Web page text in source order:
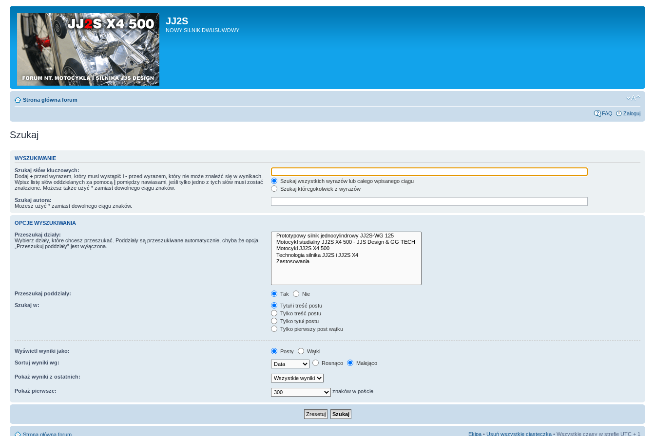
JJ2S
NOWY SILNIK DWUSUWOWY
Strona główna forum
FAQ Zaloguj
Szukaj
WYSZUKIWANIE
Szukaj słów kluczowych:
Dodaj + przed wyrazem, który musi wystąpić i - przed wyrazem, który nie może znaleźć się w wynikach.
Wpisz listę słów oddzielanych za pomocą | pomiędzy nawiasami, jeśli tylko jedno z tych słów musi zostać
znalezione. Możesz także użyć * zamiast dowolnego ciągu znaków.
Szukaj wszystkich wyrazów lub całego wpisanego ciągu
Szukaj któregokolwiek z wyrazów
Szukaj autora:
Możesz użyć * zamiast dowolnego ciągu znaków.
OPCJE WYSZUKIWANIA
Przeszukaj działy:
Wybierz działy, które chcesz przeszukać. Poddziały są przeszukiwane automatycznie, chyba że opcja
„Przeszukuj poddziały” jest wyłączona.
Przeszukaj poddziały: Tak
Nie
Szukaj w:
Tytuł i treść postu
Tylko treść postu
Tylko tytuł postu
Tylko pierwszy post wątku
Wyświetl wyniki jako: Posty
Wątki
Sortuj wyniki wg:
Rosnąco Malejąco
Pokaż wyniki z ostatnich:
Pokaż pierwsze: znaków w poście
Strona główna forum Ekipa • Usuń wszystkie ciasteczka • Wszystkie czasy w strefie UTC + 1